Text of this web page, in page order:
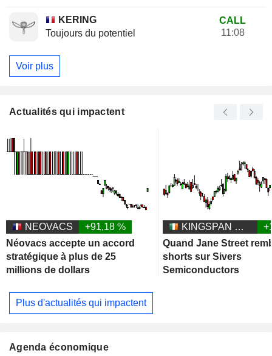
KERING
Toujours du potentiel
CALL
11:08
Voir plus
Actualités qui impactent
NEOVACS
+91,18 %
Néovacs accepte un accord
stratégique à plus de 25
millions de dollars
KINGSPAN GROUP PLC
Quand Jane Street
shorts sur Sivers
Semiconductors
Plus d'actualités qui impactent
Agenda économique